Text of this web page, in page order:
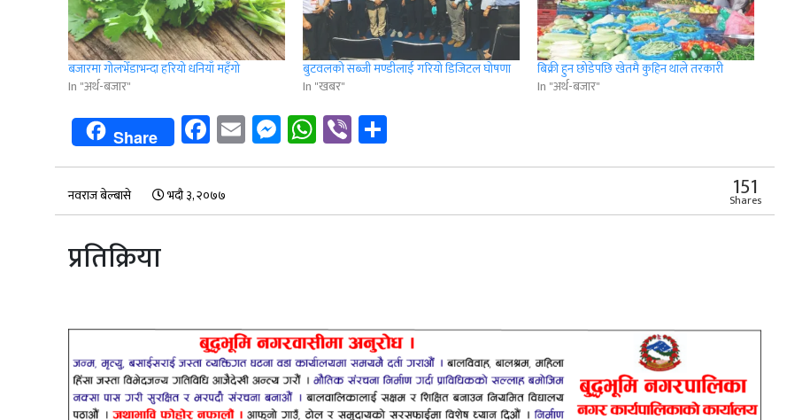
बजारमा गोलभेँडाभन्दा हरियो धनियाँ महँगो
In "अर्थ-बजार"
बुटवलको सब्जी मण्डीलाई गरियो डिजिटल घोषणा
In "खबर"
बिक्री हुन छोडेपछि खेतमै कुहिन थाले तरकारी
In "अर्थ-बजार"
Share Facebook
EmailMessenger
WhatsApp
Viber
नवराज बेल्बासे भदौ ३, २०७७ 151
Shares
प्रतिक्रिया